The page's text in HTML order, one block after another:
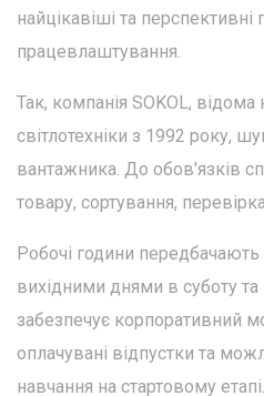
найцікавіші та перспективні
працевлаштування.
Так, компанія SOKOL,
світлотехніки з 1992 року,
вантажника. До обов'язків
товару, сортування,
Робочі години
вихідними днями в суботу
забезпечує корпоративний
оплачувані відпустки та
навчання на стартовому